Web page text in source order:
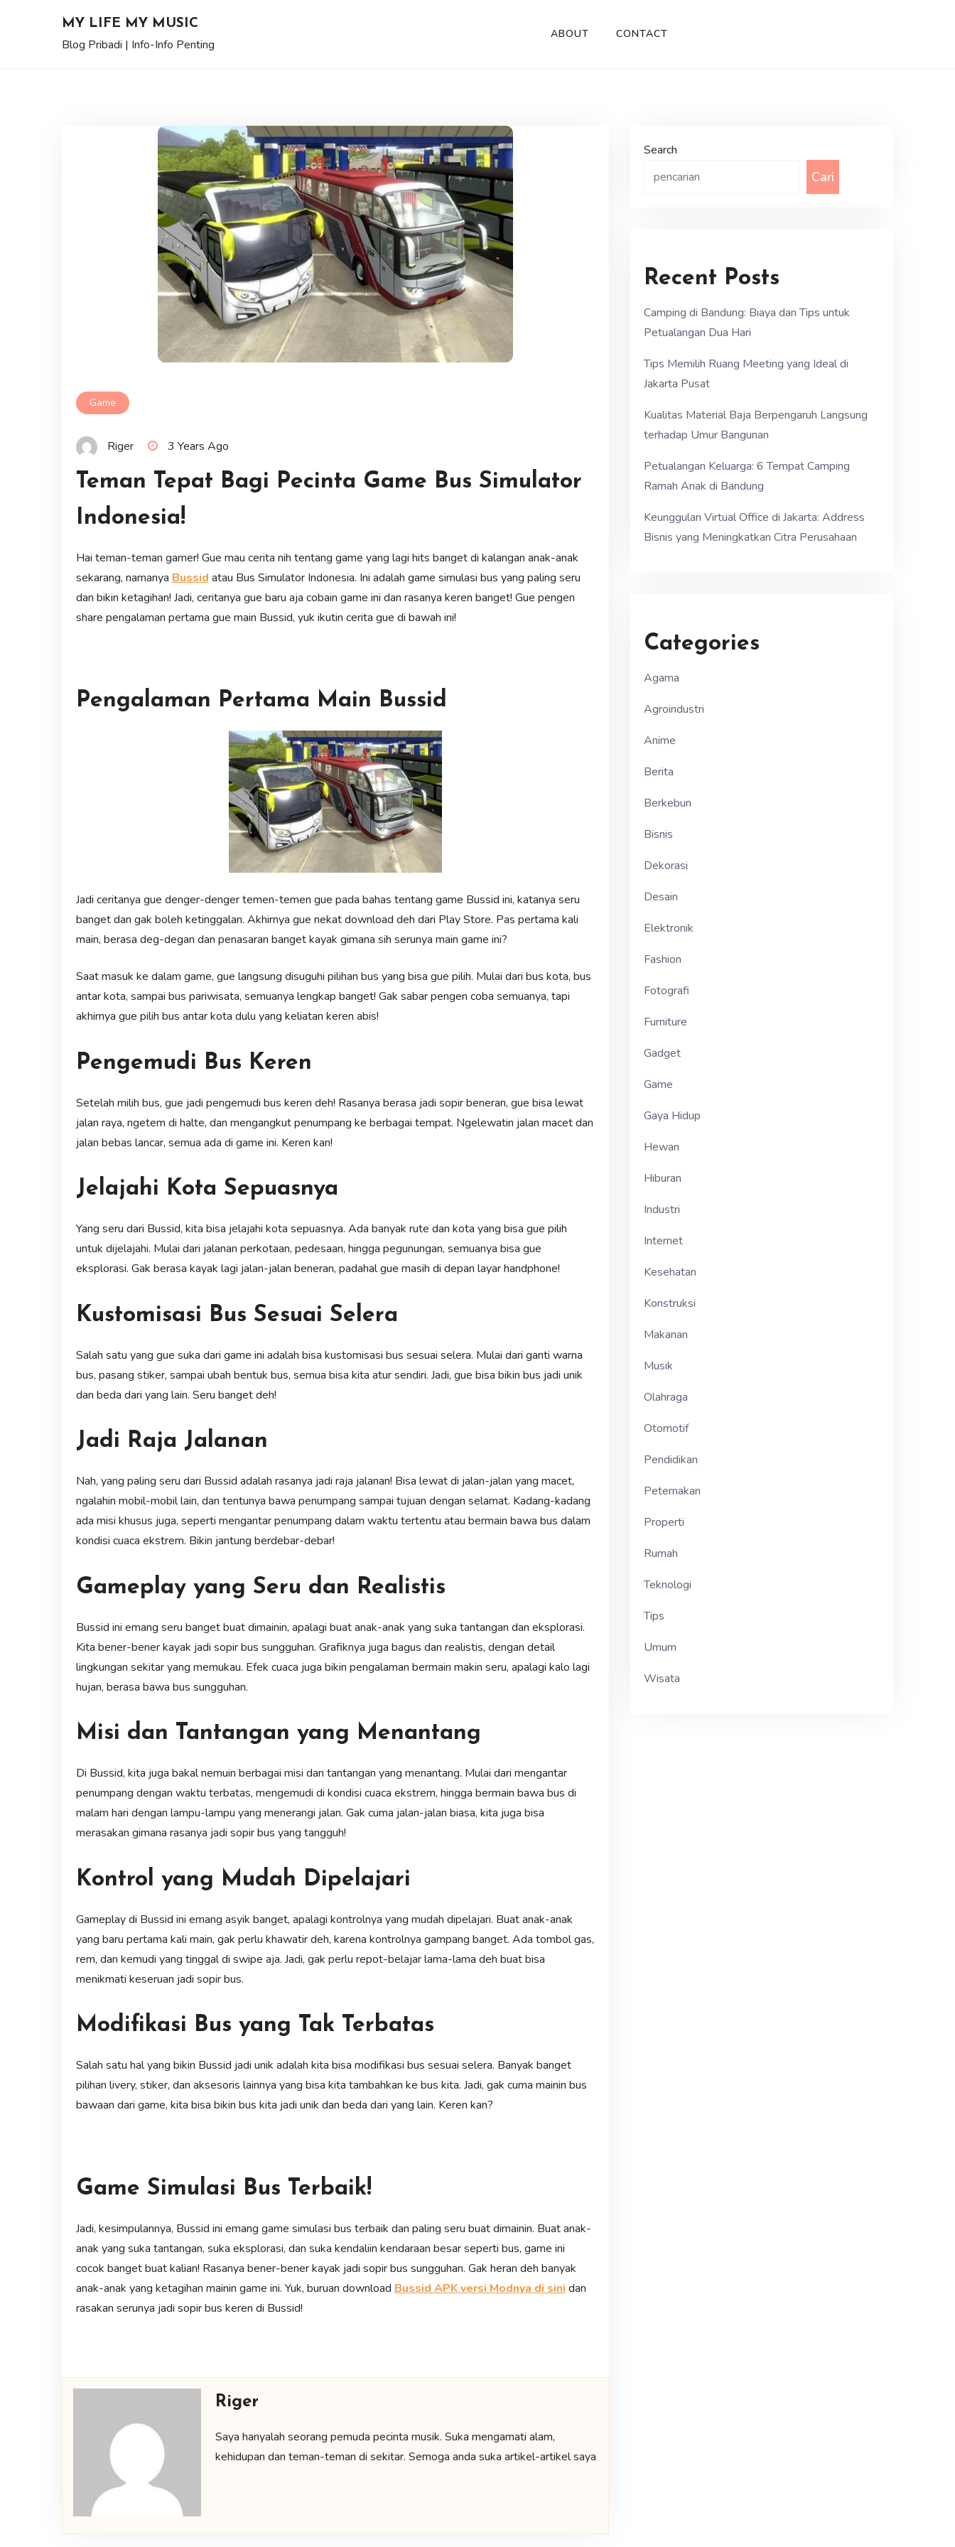
MY LIFE MY MUSIC
Blog Pribadi | Info-Info Penting
ABOUT CONTACT
Game
Riger 3 Years Ago
Teman Tepat Bagi Pecinta Game Bus Simulator
Indonesia!
Hai teman-teman gamer! Gue mau cerita nih tentang game yang lagi hits banget di kalangan anak-anak
sekarang, namanya Bussid atau Bus Simulator Indonesia. Ini adalah game simulasi bus yang paling seru
dan bikin ketagihan! Jadi, ceritanya gue baru aja cobain game ini dan rasanya keren banget! Gue pengen
share pengalaman pertama gue main Bussid, yuk ikutin cerita gue di bawah ini!
Pengalaman Pertama Main Bussid
Jadi ceritanya gue denger-denger temen-temen gue pada bahas tentang game Bussid ini, katanya seru
banget dan gak boleh ketinggalan. Akhirnya gue nekat download deh dari Play Store. Pas pertama kali
main, berasa deg-degan dan penasaran banget kayak gimana sih serunya main game ini?
Saat masuk ke dalam game, gue langsung disuguhi pilihan bus yang bisa gue pilih. Mulai dari bus kota, bus
antar kota, sampai bus pariwisata, semuanya lengkap banget! Gak sabar pengen coba semuanya, tapi
akhirnya gue pilih bus antar kota dulu yang keliatan keren abis!
Pengemudi Bus Keren
Setelah milih bus, gue jadi pengemudi bus keren deh! Rasanya berasa jadi sopir beneran, gue bisa lewat
jalan raya, ngetem di halte, dan mengangkut penumpang ke berbagai tempat. Ngelewatin jalan macet dan
jalan bebas lancar, semua ada di game ini. Keren kan!
Jelajahi Kota Sepuasnya
Yang seru dari Bussid, kita bisa jelajahi kota sepuasnya. Ada banyak rute dan kota yang bisa gue pilih
untuk dijelajahi. Mulai dari jalanan perkotaan, pedesaan, hingga pegunungan, semuanya bisa gue
eksplorasi. Gak berasa kayak lagi jalan-jalan beneran, padahal gue masih di depan layar handphone!
Kustomisasi Bus Sesuai Selera
Salah satu yang gue suka dari game ini adalah bisa kustomisasi bus sesuai selera. Mulai dari ganti warna
bus, pasang stiker, sampai ubah bentuk bus, semua bisa kita atur sendiri. Jadi, gue bisa bikin bus jadi unik
dan beda dari yang lain. Seru banget deh!
Jadi Raja Jalanan
Nah, yang paling seru dari Bussid adalah rasanya jadi raja jalanan! Bisa lewat di jalan-jalan yang macet,
ngalahin mobil-mobil lain, dan tentunya bawa penumpang sampai tujuan dengan selamat. Kadang-kadang
ada misi khusus juga, seperti mengantar penumpang dalam waktu tertentu atau bermain bawa bus dalam
kondisi cuaca ekstrem. Bikin jantung berdebar-debar!
Gameplay yang Seru dan Realistis
Bussid ini emang seru banget buat dimainin, apalagi buat anak-anak yang suka tantangan dan eksplorasi.
Kita bener-bener kayak jadi sopir bus sungguhan. Grafiknya juga bagus dan realistis, dengan detail
lingkungan sekitar yang memukau. Efek cuaca juga bikin pengalaman bermain makin seru, apalagi kalo lagi
hujan, berasa bawa bus sungguhan.
Misi dan Tantangan yang Menantang
Di Bussid, kita juga bakal nemuin berbagai misi dan tantangan yang menantang. Mulai dari mengantar
penumpang dengan waktu terbatas, mengemudi di kondisi cuaca ekstrem, hingga bermain bawa bus di
malam hari dengan lampu-lampu yang menerangi jalan. Gak cuma jalan-jalan biasa, kita juga bisa
merasakan gimana rasanya jadi sopir bus yang tangguh!
Kontrol yang Mudah Dipelajari
Gameplay di Bussid ini emang asyik banget, apalagi kontrolnya yang mudah dipelajari. Buat anak-anak
yang baru pertama kali main, gak perlu khawatir deh, karena kontrolnya gampang banget. Ada tombol gas,
rem, dan kemudi yang tinggal di swipe aja. Jadi, gak perlu repot-belajar lama-lama deh buat bisa
menikmati keseruan jadi sopir bus.
Modifikasi Bus yang Tak Terbatas
Salah satu hal yang bikin Bussid jadi unik adalah kita bisa modifikasi bus sesuai selera. Banyak banget
pilihan livery, stiker, dan aksesoris lainnya yang bisa kita tambahkan ke bus kita. Jadi, gak cuma mainin bus
bawaan dari game, kita bisa bikin bus kita jadi unik dan beda dari yang lain. Keren kan?
Game Simulasi Bus Terbaik!
Jadi, kesimpulannya, Bussid ini emang game simulasi bus terbaik dan paling seru buat dimainin. Buat anak-
anak yang suka tantangan, suka eksplorasi, dan suka kendaliin kendaraan besar seperti bus, game ini
cocok banget buat kalian! Rasanya bener-bener kayak jadi sopir bus sungguhan. Gak heran deh banyak
anak-anak yang ketagihan mainin game ini. Yuk, buruan download Bussid APK versi Modnya di sini dan
rasakan serunya jadi sopir bus keren di Bussid!
Riger
Saya hanyalah seorang pemuda pecinta musik. Suka mengamati alam,
kehidupan dan teman-teman di sekitar. Semoga anda suka artikel-artikel saya
Search
Cari
Recent Posts
Camping di Bandung: Biaya dan Tips untuk
Petualangan Dua Hari
Tips Memilih Ruang Meeting yang Ideal di
Jakarta Pusat
Kualitas Material Baja Berpengaruh Langsung
terhadap Umur Bangunan
Petualangan Keluarga: 6 Tempat Camping
Ramah Anak di Bandung
Keunggulan Virtual Office di Jakarta: Address
Bisnis yang Meningkatkan Citra Perusahaan
Categories
Agama
Agroindustri
Anime
Berita
Berkebun
Bisnis
Dekorasi
Desain
Elektronik
Fashion
Fotografi
Furniture
Gadget
Game
Gaya Hidup
Hewan
Hiburan
Industri
Internet
Kesehatan
Konstruksi
Makanan
Musik
Olahraga
Otomotif
Pendidikan
Peternakan
Properti
Rumah
Teknologi
Tips
Umum
Wisata